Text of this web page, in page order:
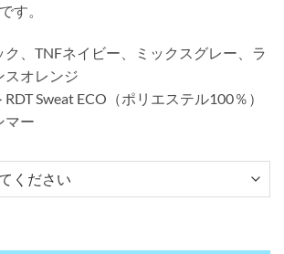
す。
ク、TNFネイビー、ミックスグレー、ラ
スオレンジ
RDT Sweat ECO（ポリエステル100％）
マー